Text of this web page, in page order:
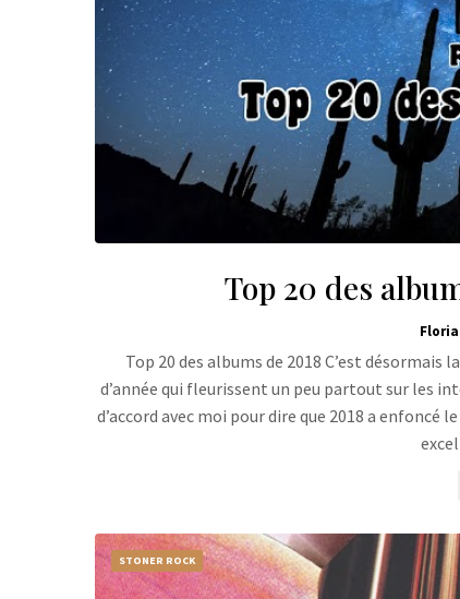
Top 20 des
Top 20 des albums de 2018 C’est
d’année qui fleurissent un peu partout sur les
d’accord avec moi pour dire que 2018 a enfoncé
STONER ROCK